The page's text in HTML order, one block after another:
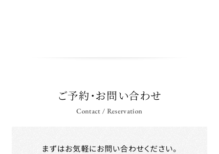
ご予約・お問い合わせ
Contact / Reservation
まずはお気軽にお問い合わせください。